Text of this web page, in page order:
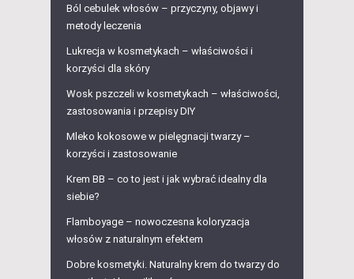
Ból cebulek włosów – przyczyny, objawy i
metody leczenia
Lukrecja w kosmetykach – właściwości i
korzyści dla skóry
Wosk pszczeli w kosmetykach – właściwości,
zastosowania i przepisy DIY
Mleko kokosowe w pielęgnacji twarzy –
korzyści i zastosowanie
Krem BB – co to jest i jak wybrać idealny dla
siebie?
Flamboyage – nowoczesna koloryzacja
włosów z naturalnym efektem
Dobre kosmetyki. Naturalny krem do twarzy do